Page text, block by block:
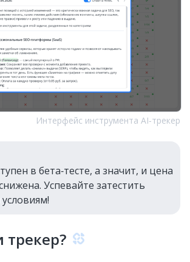
Интерфейс инструмента AI‑трекер
в бета‑тесте, а значит, и цена
Успевайте затестить
трекер?